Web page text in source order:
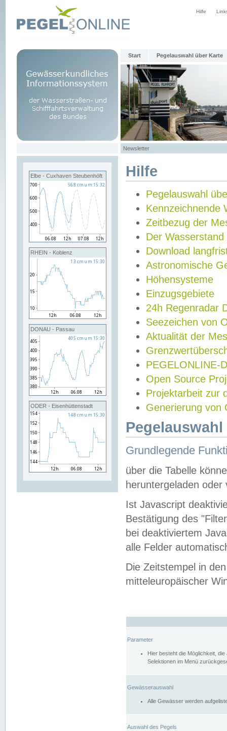
Hilfe
Start Pegelauswahl über Karte
Newsletter
Elbe - Cuxhaven Steubenhöft
RHEIN - Koblenz
DONAU - Passau
ODER - Eisenhüttenstadt
Hilfe
Pegelauswahl
Kennzeichnende
Zeitbezug der
Der Wasserstand
Download
Astronomische
Höhensysteme
Einzugsgebiete
24h Regenradar
Seezeichen von
Aktualität der
PEGELONLINE-
Open Source
Projektarbeit zur
Generierung von
Grundlegende
über die Tabelle
heruntergeladen oder
Ist Javascript
Bestätigung des
bei deaktiviertem
alle Felder
Die Zeitstempel in
mitteleuropäischer
Parameter
Hier besteht die Möglichkeit,
Selektionen im Menü
Gewässerauswahl
Alle Gewässer werden
Auswahl des Pegels